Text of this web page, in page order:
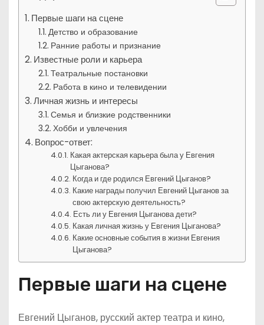
Первые шаги на сцене
Детство и образование
Ранние работы и признание
Известные роли и карьера
Театральные постановки
Работа в кино и телевидении
Личная жизнь и интересы
Семья и близкие родственники
Хобби и увлечения
Вопрос-ответ:
Какая актерская карьера была у Евгения
Цыганова?
Когда и где родился Евгений Цыганов?
Какие награды получил Евгений Цыганов за
свою актерскую деятельность?
Есть ли у Евгения Цыганова дети?
Какая личная жизнь у Евгения Цыганова?
Какие основные события в жизни Евгения
Цыганова?
Первые шаги на сцене
Евгений Цыганов, русский актер театра и кино,